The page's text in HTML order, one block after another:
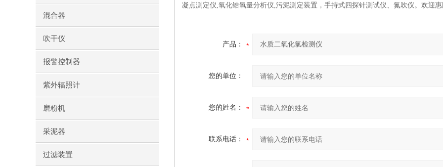
混合器
吹干仪
报警控制器
紫外辐照计
磨粉机
采泥器
过滤装置
凝点测定仪,氧化锆氧量分析仪,污泥测定装置，手持式四探针测试仪、氮吹仪。欢迎
产品：
您的单位：
您的姓名：
联系电话：